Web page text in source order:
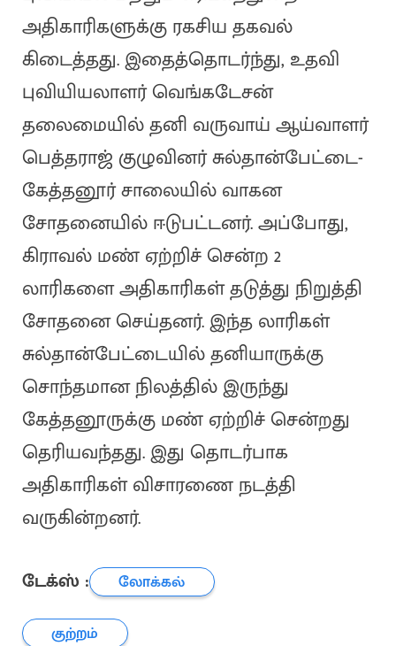
அதிகாரிகளுக்கு ரகசிய தகவல்
கிடைத்தது. இதைத்தொடர்ந்து, உதவி
புவியியலாளர் வெங்கடேசன்
தலைமையில் தனி வருவாய் ஆய்வாளர்
பெத்தராஜ் குழுவினர் சுல்தான்பேட்டை-
கேத்தனூர் சாலையில் வாகன
சோதனையில் ஈடுபட்டனர். அப்போது,
கிராவல் மண் ஏற்றிச் சென்ற 2
லாரிகளை அதிகாரிகள் தடுத்து நிறுத்தி
சோதனை செய்தனர். இந்த லாரிகள்
சுல்தான்பேட்டையில் தனியாருக்கு
சொந்தமான நிலத்தில் இருந்து
கேத்தனூருக்கு மண் ஏற்றிச் சென்றது
தெரியவந்தது. இது தொடர்பாக
அதிகாரிகள் விசாரணை நடத்தி
வருகின்றனர்.
டேக்ஸ் :
லோக்கல்
குற்றம்